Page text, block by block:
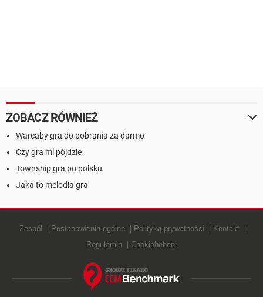
ZOBACZ RÓWNIEŻ
Warcaby gra do pobrania za darmo
Czy gra mi pójdzie
Township gra po polsku
Jaka to melodia gra
Zespół Postanowienia ogólne Polityką prywatności
Kontakt
Regulamin
Cookiebeheer